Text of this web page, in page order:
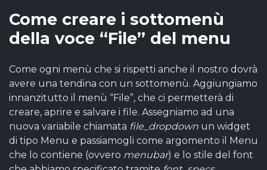
Come creare i sottomenù
della voce “File” del menu
Come ogni menù che si rispetti anche il nostro dovrà
avere una tendina con un sottomenù. Aggiungiamo
innanzitutto il menù “File”, che ci permetterà di
creare, aprire e salvare i file. Assegniamo ad una
nuova variabile chiamata file_dropdown un widget
di tipo Menu e passiamogli come argomento il Menu
che lo contiene (ovvero menubar) e lo stile del font